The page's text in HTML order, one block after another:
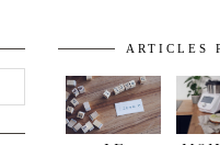
ARTICLES